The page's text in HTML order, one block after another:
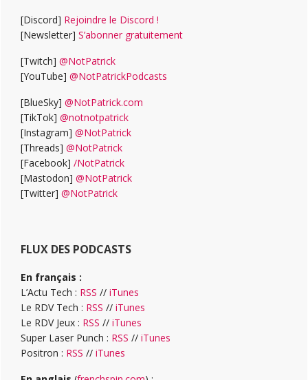
[Discord] Rejoindre le Discord !
[Newsletter] S’abonner gratuitement
[Twitch] @NotPatrick
[YouTube] @NotPatrickPodcasts
[BlueSky] @NotPatrick.com
[TikTok] @notnotpatrick
[Instagram] @NotPatrick
[Threads] @NotPatrick
[Facebook] /NotPatrick
[Mastodon] @NotPatrick
[Twitter] @NotPatrick
FLUX DES PODCASTS
En français :
L’Actu Tech : RSS // iTunes
Le RDV Tech : RSS // iTunes
Le RDV Jeux : RSS // iTunes
Super Laser Punch : RSS // iTunes
Positron : RSS // iTunes